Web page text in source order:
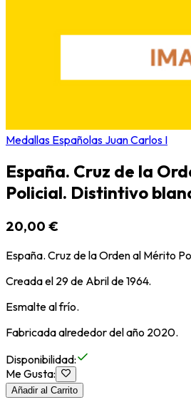
Medallas Españolas Juan Carlos I
España. Cruz de la
Policial. Distintivo
20,00 €
España. Cruz de la Orden al Mérito
Creada el 29 de Abril de 1964.
Esmalte al frío.
Fabricada alrededor del año 2020.
Disponibilidad:
Me Gusta:
Añadir al Carrito